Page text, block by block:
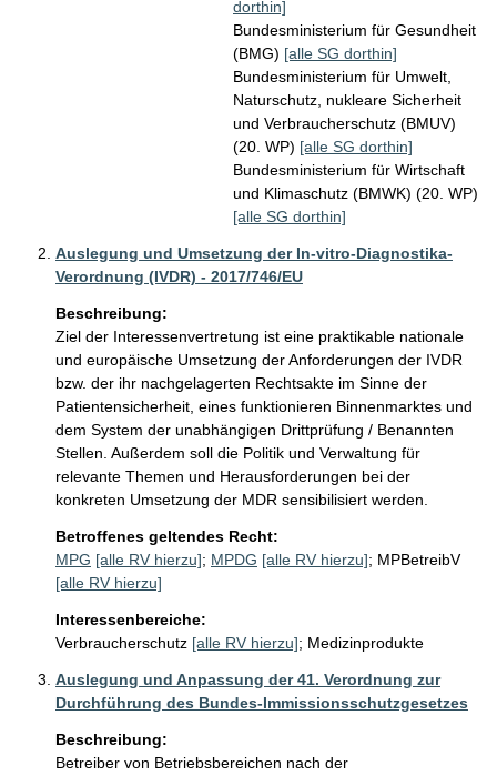
dorthin]
Bundesministerium für Gesundheit
(BMG) [alle SG dorthin]
Bundesministerium für Umwelt,
Naturschutz, nukleare Sicherheit
und Verbraucherschutz (BMUV)
(20. WP) [alle SG dorthin]
Bundesministerium für Wirtschaft
und Klimaschutz (BMWK) (20. WP)
[alle SG dorthin]
Auslegung und Umsetzung der In-vitro-Diagnostika-
Verordnung (IVDR) - 2017/746/EU
Beschreibung:
Ziel der Interessenvertretung ist eine praktikable nationale
und europäische Umsetzung der Anforderungen der IVDR
bzw. der ihr nachgelagerten Rechtsakte im Sinne der
Patientensicherheit, eines funktionieren Binnenmarktes und
dem System der unabhängigen Drittprüfung / Benannten
Stellen. Außerdem soll die Politik und Verwaltung für
relevante Themen und Herausforderungen bei der
konkreten Umsetzung der MDR sensibilisiert werden.
Betroffenes geltendes Recht:
MPG [alle RV hierzu]; MPDG [alle RV hierzu]; MPBetreibV
[alle RV hierzu]
Interessenbereiche:
Verbraucherschutz [alle RV hierzu]; Medizinprodukte
Auslegung und Anpassung der 41. Verordnung zur
Durchführung des Bundes-Immissionsschutzgesetzes
Beschreibung:
Betreiber von Betriebsbereichen nach der